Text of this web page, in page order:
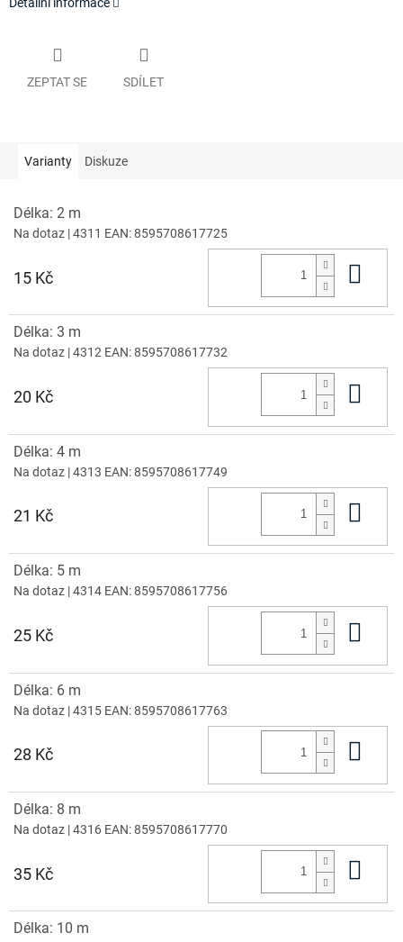
Detailní informace
ZEPTAT SE SDÍLET
Varianty Diskuze
Délka: 2 m
Na dotaz | 4311 EAN:8595708617725
15 Kč
Délka: 3 m
Na dotaz | 4312 EAN:8595708617732
20 Kč
Délka: 4 m
Na dotaz | 4313 EAN:8595708617749
21 Kč
Délka: 5 m
Na dotaz | 4314 EAN:8595708617756
25 Kč
Délka: 6 m
Na dotaz | 4315 EAN:8595708617763
28 Kč
Délka: 8 m
Na dotaz | 4316 EAN:8595708617770
35 Kč
Délka: 10 m